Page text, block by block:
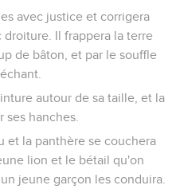
avec justice et corrigera
Il frappera la terre
de bâton, et par le souffle
autour de sa taille, et la
hanches.
et la panthère se couchera
lion et le bétail qu'on
jeune garçon les conduira.